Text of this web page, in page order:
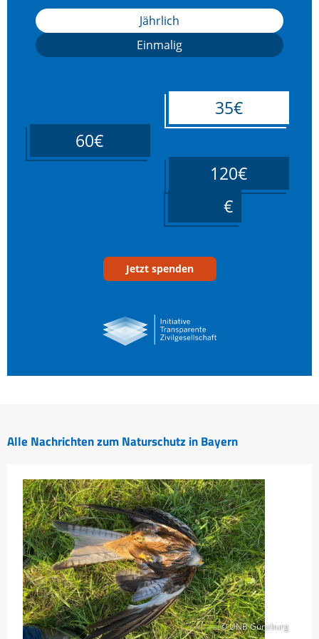
Jährlich
Einmalig
35€
60€
120€
Jetzt spenden
Alle Nachrichten zum Naturschutz in Bayern
© UNB Günzburg